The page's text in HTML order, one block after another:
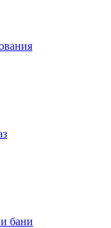
бани